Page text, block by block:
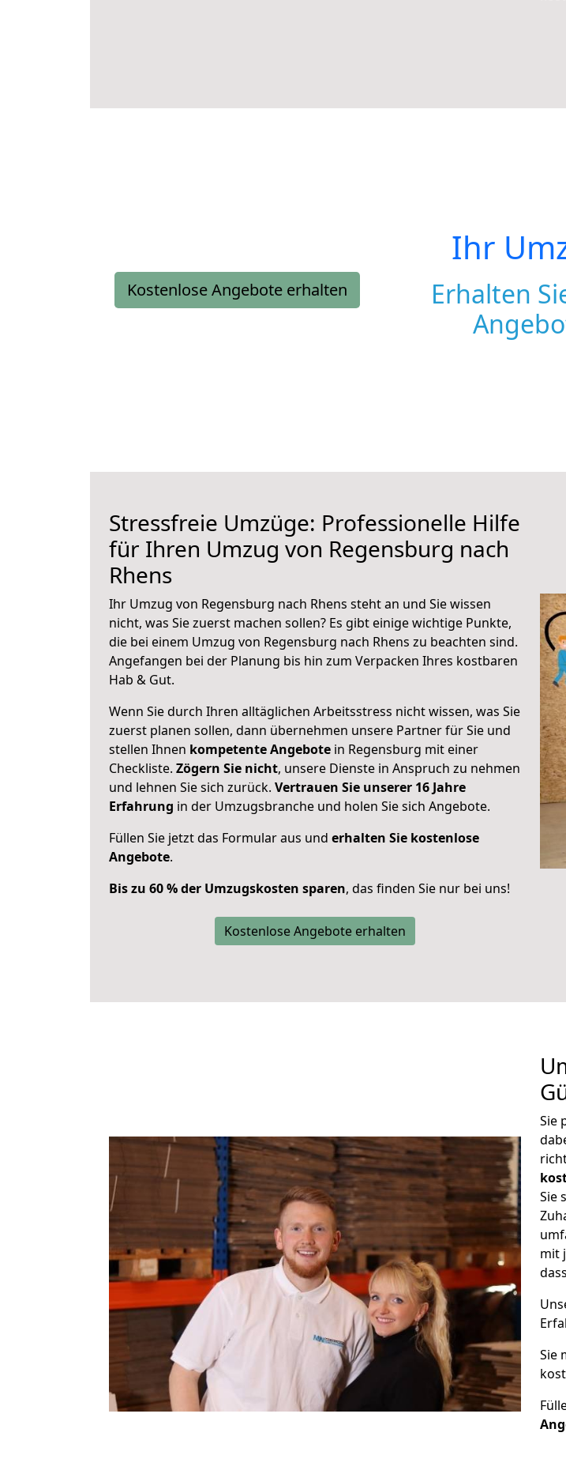
Kostenlose Angebote erhalten
Ihr
Erhalten
Stressfreie Umzüge: Professionelle Hilfe
für Ihren Umzug von Regensburg nach
Rhens
Ihr Umzug von Regensburg nach Rhens steht an und Sie wissen
nicht, was Sie zuerst machen sollen? Es gibt einige wichtige Punkte,
die bei einem Umzug von Regensburg nach Rhens zu beachten sind.
Angefangen bei der Planung bis hin zum Verpacken Ihres kostbaren
Hab & Gut.
Wenn Sie durch Ihren alltäglichen Arbeitsstress nicht wissen, was Sie
zuerst planen sollen, dann übernehmen unsere Partner für Sie und
stellen Ihnen kompetente Angebote in Regensburg mit einer
Checkliste. Zögern Sie nicht, unsere Dienste in Anspruch zu nehmen
und lehnen Sie sich zurück. Vertrauen Sie unserer 16 Jahre
Erfahrung in der Umzugsbranche und holen Sie sich Angebote.
Füllen Sie jetzt das Formular aus und erhalten Sie kostenlose
Angebote.
Bis zu 60 % der Umzugskosten sparen, das finden Sie nur bei uns!
Kostenlose Angebote erhalten
Sie
Sie
mit
Sie